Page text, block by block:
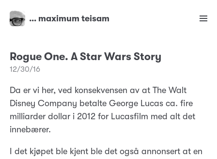
… maximum teisam
Rogue One. A Star Wars Story
12/30/16
Da er vi her, ved konsekvensen av at The Walt
Disney Company betalte George Lucas ca. fire
milliarder dollar i 2012 for Lucasfilm med alt det
innebærer.
I det kjøpet ble kjent ble det også annonsert at en